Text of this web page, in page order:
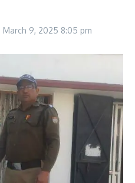
March 9, 2025 8:05 pm